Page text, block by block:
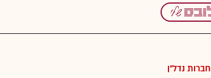
חברות נדל"ן